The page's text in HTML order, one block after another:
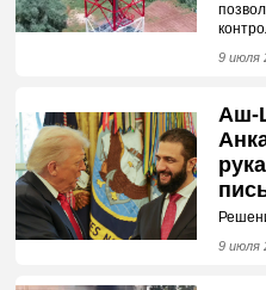
9 июля
Аш-
9 июля